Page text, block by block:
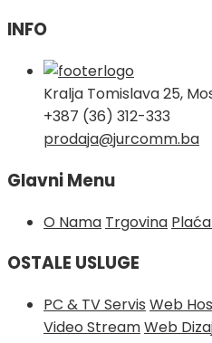
INFO
Kralja Tomislava 25,
+387 (36) 312-333
prodaja@jurcomm.ba
Glavni Menu
O Nama Trgovina
OSTALE USLUGE
PC & TV Servis Web
Video StreamWeb